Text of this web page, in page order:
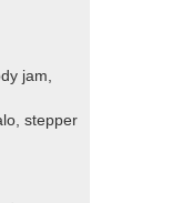
jam,
stepper